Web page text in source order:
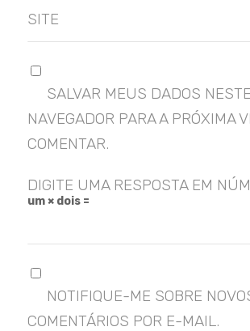
SITE
SALVAR MEUS DADOS NESTE
NAVEGADOR PARA A PRÓXIMA
COMENTAR.
DIGITE UMA RESPOSTA EM
um × dois =
NOTIFIQUE-ME SOBRE
COMENTÁRIOS POR E-MAIL.